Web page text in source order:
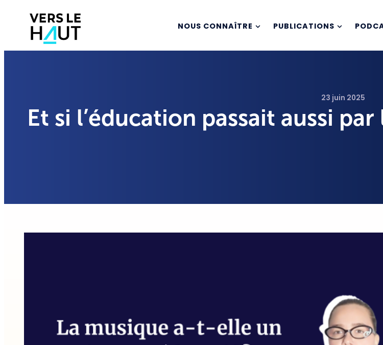
NOUS CONNAÎTRE PUBLICATIONS
23 juin 2025
Et si l’éducation passait aussi